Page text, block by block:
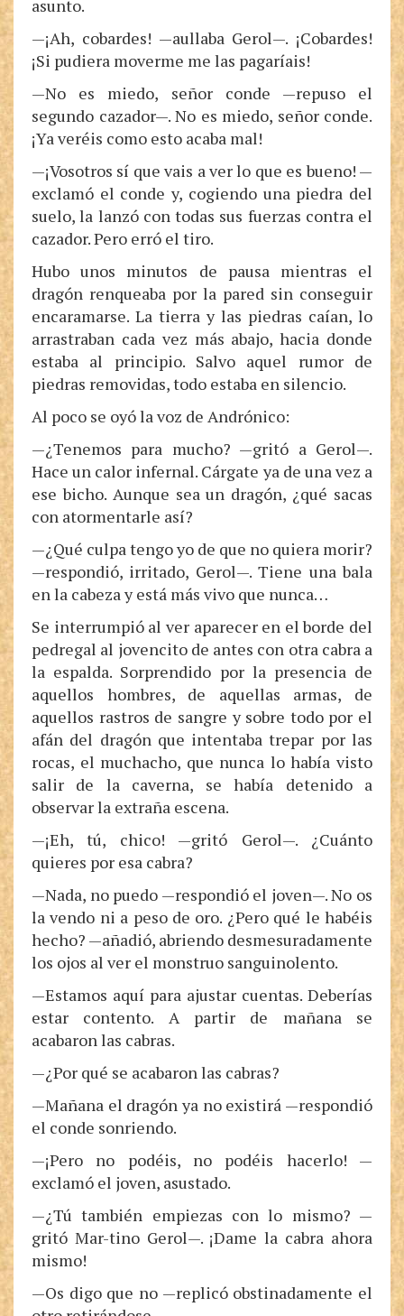
asunto.
—¡Ah, cobardes! —aullaba Gerol—. ¡Cobardes!
¡Si pudiera moverme me las pagaríais!
—No es miedo, señor conde —repuso el
segundo cazador—. No es miedo, señor conde.
¡Ya veréis como esto acaba mal!
—¡Vosotros sí que vais a ver lo que es bueno! —
exclamó el conde y, cogiendo una piedra del
suelo, la lanzó con todas sus fuerzas contra el
cazador. Pero erró el tiro.
Hubo unos minutos de pausa mientras el
dragón renqueaba por la pared sin conseguir
encaramarse. La tierra y las piedras caían, lo
arrastraban cada vez más abajo, hacia donde
estaba al principio. Salvo aquel rumor de
piedras removidas, todo estaba en silencio.
Al poco se oyó la voz de Andrónico:
—¿Tenemos para mucho? —gritó a Gerol—.
Hace un calor infernal. Cárgate ya de una vez a
ese bicho. Aunque sea un dragón, ¿qué sacas
con atormentarle así?
—¿Qué culpa tengo yo de que no quiera morir?
—respondió, irritado, Gerol—. Tiene una bala
en la cabeza y está más vivo que nunca…
Se interrumpió al ver aparecer en el borde del
pedregal al jovencito de antes con otra cabra a
la espalda. Sorprendido por la presencia de
aquellos hombres, de aquellas armas, de
aquellos rastros de sangre y sobre todo por el
afán del dragón que intentaba trepar por las
rocas, el muchacho, que nunca lo había visto
salir de la caverna, se había detenido a
observar la extraña escena.
—¡Eh, tú, chico! —gritó Gerol—. ¿Cuánto
quieres por esa cabra?
—Nada, no puedo —respondió el joven—. No os
la vendo ni a peso de oro. ¿Pero qué le habéis
hecho? —añadió, abriendo desmesuradamente
los ojos al ver el monstruo sanguinolento.
—Estamos aquí para ajustar cuentas. Deberías
estar contento. A partir de mañana se
acabaron las cabras.
—¿Por qué se acabaron las cabras?
—Mañana el dragón ya no existirá —respondió
el conde sonriendo.
—¡Pero no podéis, no podéis hacerlo! —
exclamó el joven, asustado.
—¿Tú también empiezas con lo mismo? —
gritó Mar-tino Gerol—. ¡Dame la cabra ahora
mismo!
—Os digo que no —replicó obstinadamente el